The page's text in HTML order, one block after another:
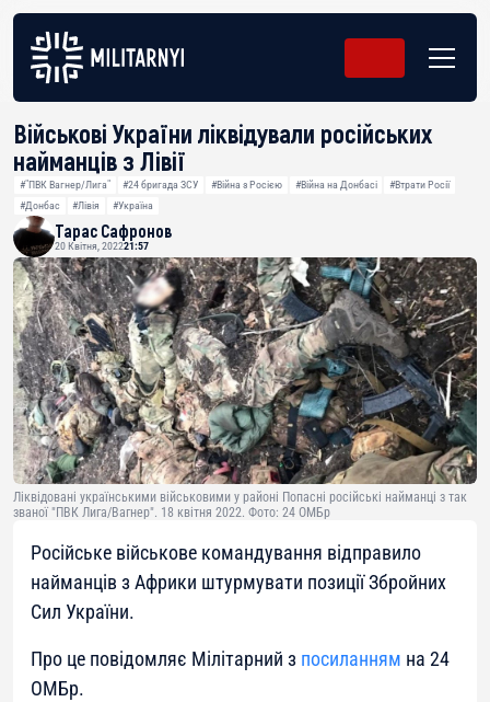
Військові України ліквідували російських
найманців з Лівії
#"ПВК Вагнер/Лига" #24 бригада ЗСУ #Війна з Росією #Війна на Донбасі
#Втрати Росії
#Донбас
#Лівія #Україна
Тарас Сафронов
20 Квітня, 202221:57
Ліквідовані українськими військовими у районі Попасні російські найманці з так
званої "ПВК Лига/Вагнер". 18 квітня 2022. Фото: 24 ОМБр
Російське військове командування відправило
найманців з Африки штурмувати позиції Збройних
Сил України.
Про це повідомляє Мілітарний з посиланням на 24
ОМБр.